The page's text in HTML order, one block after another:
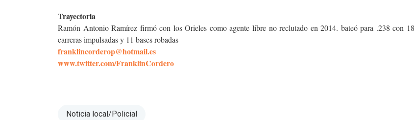
Trayectoria
Ramón Antonio Ramírez firmó con los Orieles como agente libre no reclutado en 2014. bateó para .238 con 18
carreras impulsadas y 11 bases robadas
franklincorderop@hotmail.es
www.twitter.com/FranklinCordero
Noticia local/Policial